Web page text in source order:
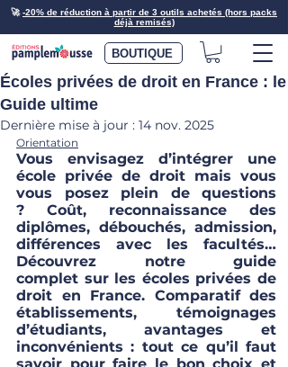
🚀-20% de réduction à partir de 3 outils achetés (hors packs
déjà remisés)
BOUTIQUE
Écoles privées de droit en France : le
Guide ultime
Dernière mise à jour : 14 nov. 2025
Orientation
Vous envisagez d’intégrer une
école privée de droit mais vous
vous posez plein de questions
? Coût, reconnaissance des
diplômes, débouchés, admission,
différences avec les facultés…
Découvrez notre guide
complet sur les écoles privées de
droit en France. Comparatif des
établissements, témoignages
d’étudiants, avantages et
inconvénients : tout ce qu’il faut